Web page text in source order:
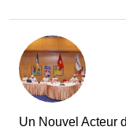
la
Un Nouvel Acteur